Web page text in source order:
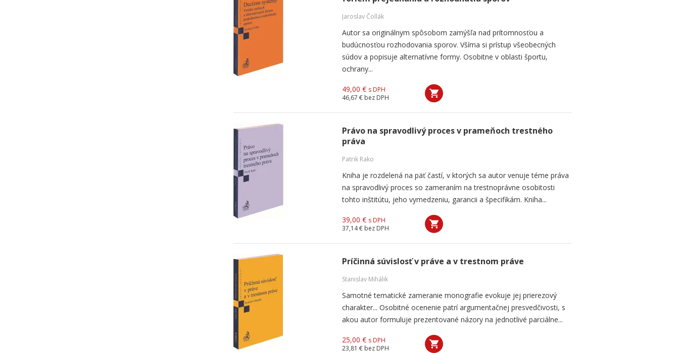
Jaroslav Čollák
Autor sa originálnym spôsobom zamýšľa nad prítomnosťou a
budúcnosťou rozhodovania sporov. Všíma si prístup všeobecných
súdov a popisuje alternatívne formy. Osobitne v oblasti športu,
ochrany...
49,00 € s DPH
46,67 € bez DPH
Právo na spravodlivý proces v prameňoch trestného
práva
Patrik Rako
Kniha je rozdelená na päť častí, v ktorých sa autor venuje téme práva
na spravodlivý proces so zameraním na trestnoprávne osobitosti
tohto inštitútu, jeho vymedzeniu, garancii a špecifikám. Kniha...
39,00 € s DPH
37,14 € bez DPH
Príčinná súvislosť v práve a v trestnom práve
Stanislav Mihálik
Samotné tematické zameranie monografie evokuje jej prierezový
charakter... Osobitné ocenenie patrí argumentačnej presvedčivosti, s
akou autor formuluje prezentované názory na jednotlivé parciálne...
25,00 € s DPH
23,81 € bez DPH